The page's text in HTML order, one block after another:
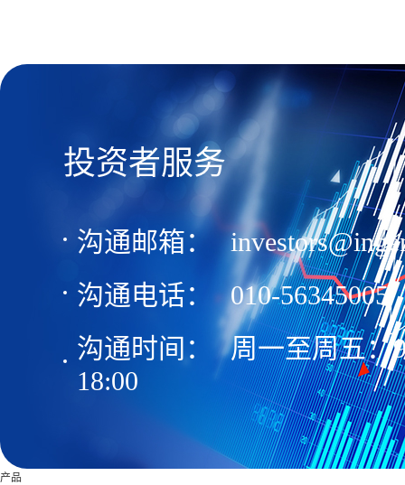
投资者服务
沟通邮箱：
沟通电话：
010-56345005
沟通时间：
周一至周五：
18:00
产品